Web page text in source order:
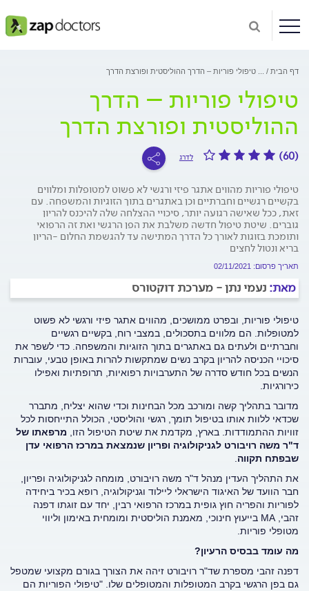
דף הבית טיפולי פוריות – הדרך ההוליסטית ופורצת הדרך
טיפולי פוריות – הדרך
ההוליסטית ופורצת הדרך
(60) לדרג
טיפולי פוריות מהווים אתגר פיזי ורגשי לא פשוט למטופלות ומלווים
בקשיים רגשיים וחברתיים וכן באתגרים בתוך הזוגיות והמשפחה. עם
זאת, ככל שאישה רגועה יותר, סיכויי ההצלחה שלה להיכנס להריון
גוברים. שיטת טיפול חדשה משלבת את הפן הרגשי ואת זה הרפואי
ותומכת בזוגות לאורך כל הדרך המתישה עד להגשמת החלום -הריון
בריא ונטול לחצים
תאריך פרסום: 02/11/2021
מאת: נעמי נתן - מערכת דוקטורס
טיפולי פוריות, ובפרט ממושכים, מהווים אתגר פיזי ורגשי לא פשוט
למטופלות. הם מלווים בתסכולים, במצבי רוח, בקשיים רגשיים
וחברתיים ולעתים גם באתגרים בתוך הזוגיות והמשפחה. כדי לשפר את
סיכויי הכניסה להריון בקרב נשים שמתקשות להרות באופן טבעי, עוברות
הנשים בכל חודש סדרה של התערבויות רפואיות, תרופתיות ואפילו
כירורגיות.
מדובר בתהליך קשה ומורכב מכל הבחינות וכדי שהוא יצליח, מתברר
שכדאי ללוות אותו בטיפול תומך, רגשי והוליסטי, הכולל התייחסות לכל
זוויות ההתמודדות. בארץ, מקדמת את שיטת הטיפול הזו, מרפאתו של
ד"ר משה רויבורט לגניקולוגיה ופריון שנמצאת במרכז הרפואי עדן
שבפתח תקווה.
את התהליך העדין מנהל ד"ר משה רויבורט, מומחה לגניקולוגיה ופריון,
חבר הוועד של האיגוד הישראלי ליילוד וגניקולוגיה, רופא בכיר ביחידה
לפוריות והפריה חוץ גופית במרכז הרפואי רבין, יחד עם זוגתו דפנה
זהבי, MA בייעוץ חינוכי, מאמנת הוליסטית ומומחית באימון וליווי
מטופלי פוריות.
מה עומד בבסיס הרעיון?
דפנה זהבי מספרת שד"ר רויבורט זיהה את הצורך בגורם מקצועי שמטפל
גם בפן הרגשי בקרב המטופלות והמטופלים שלו. "טיפולי הפוריות הם